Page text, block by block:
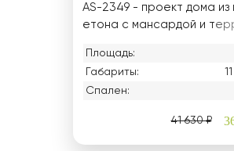
AS-2349 - проект дома из
етона с мансардой и
Площадь:
Габариты:
Спален:
41 630 ₽